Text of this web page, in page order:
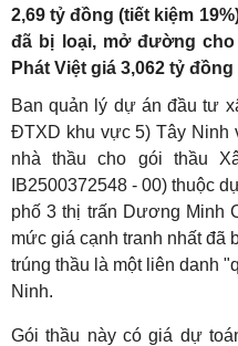
2,69 tỷ đồng (tiết kiệm
đã bị loại, mở đường cho
Phát Việt giá 3,062 tỷ
Ban quản lý dự án đầu tư
ĐTXD khu vực 5) Tây Ninh
nhà thầu cho gói thầu
IB2500372548 - 00) thuộc
phố 3 thị trấn Dương Minh
mức giá cạnh tranh nhất đã
trúng thầu là một liên danh
Ninh.
Gói thầu này có giá dự